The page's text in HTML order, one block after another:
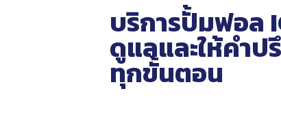
บริการปั้มฟอล
ดูแลและให้คำป
ทุกขั้นตอน